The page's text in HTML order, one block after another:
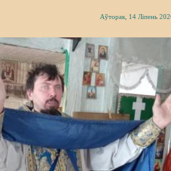
Аўторак, 14 Ліпень